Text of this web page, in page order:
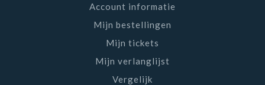
Account informatie
Mijn bestellingen
Mijn tickets
Mijn verlanglijst
Vergelijk